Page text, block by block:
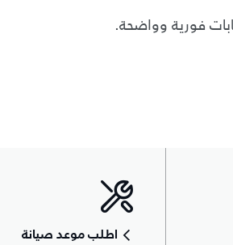
فورية وواضحة.
اطلب موعد صيانة